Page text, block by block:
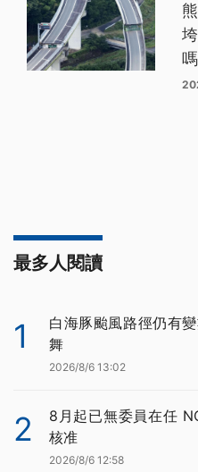
最多人閱讀
1
白海豚颱風路徑仍有
舞
2026/8/6 13:02
2
8月起已無委員在任
核准
2026/8/6 12:58